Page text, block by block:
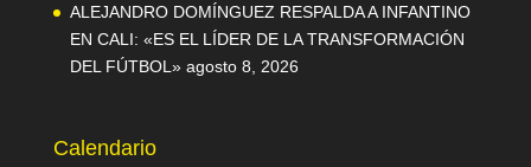
ALEJANDRO DOMÍNGUEZ RESPALDA A INFANTINO
EN CALI: «ES EL LÍDER DE LA TRANSFORMACIÓN
DEL FÚTBOL» agosto 8, 2026
Calendario